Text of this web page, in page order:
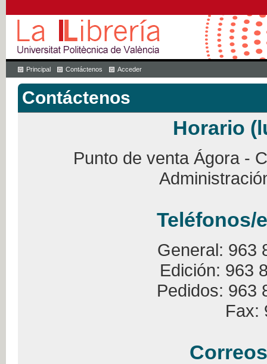
Principal Contáctenos Acceder
Contáctenos
Horario
Punto de venta Ágora -
Teléfonos/
General: 963
Edición: 963
Pedidos: 963
Fax: